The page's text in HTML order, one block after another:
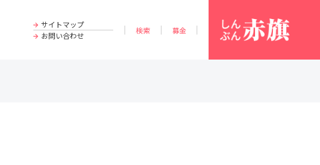
サイトマップ
お問い合わせ
検索 募金